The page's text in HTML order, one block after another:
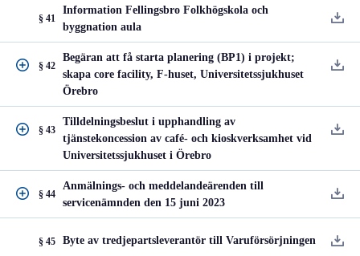
§ 41
Information Fellingsbro Folkhögskola och
byggnation aula
§ 42
Begäran att få starta planering (BP1) i projekt;
skapa core facility, F-huset, Universitetssjukhuset
Örebro
§ 43
Tilldelningsbeslut i upphandling av
tjänstekoncession av café- och kioskverksamhet vid
Universitetssjukhuset i Örebro
§ 44
Anmälnings- och meddelandeärenden till
servicenämnden den 15 juni 2023
§ 45 Byte av tredjepartsleverantör till Varuförsörjningen